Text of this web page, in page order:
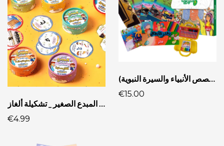
تحدي المبدع الصغير _ تشكيلة ألغاز
€4.99
€15.00